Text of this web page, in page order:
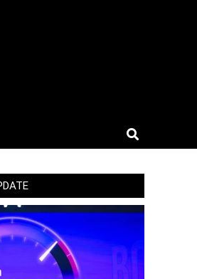
Search